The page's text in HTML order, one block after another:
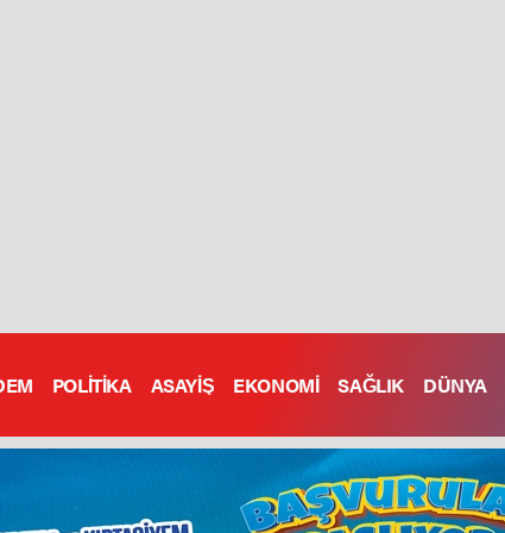
POLİTİKA ASAYİŞ EKONOMİ SAĞLIK DÜNYA